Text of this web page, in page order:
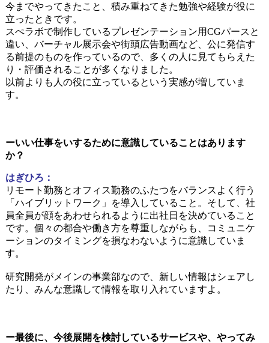
今までやってきたこと、積み重ねてきた勉強や経験が役に
立ったときです。
スぺラボで制作しているプレゼンテーション用CGパースと
違い、バーチャル展示会や街頭広告動画など、公に発信す
る前提のものを作っているので、多くの人に見てもらえた
り・評価されることが多くなりました。
以前よりも人の役に立っているという実感が増していま
す。
ーいい仕事をいするために意識していることはあります
か？
はぎひろ：
リモート勤務とオフィス勤務のふたつをバランスよく行う
「ハイブリットワーク」を導入していること。そして、社
員全員が顔をあわせられるように出社日を決めていること
です。個々の都合や働き方を尊重しながらも、コミュニケ
ーションのタイミングを損なわないように意識していま
す。
研究開発がメインの事業部なので、新しい情報はシェアし
たり、みんな意識して情報を取り入れていますよ。
ー最後に、今後展開を検討しているサービスや、やってみ